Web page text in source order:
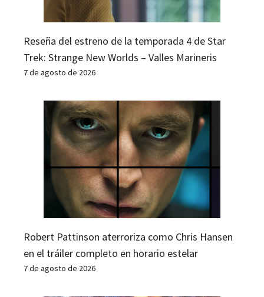
Reseña del estreno de la temporada 4 de Star
Trek: Strange New Worlds – Valles Marineris
7 de agosto de 2026
Robert Pattinson aterroriza como Chris Hansen
en el tráiler completo en horario estelar
7 de agosto de 2026